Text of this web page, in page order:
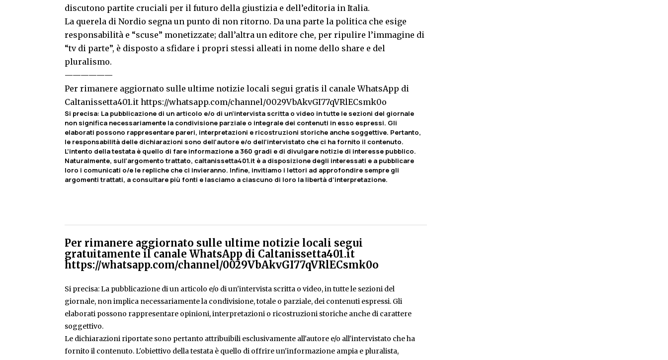
discutono partite cruciali per il futuro della giustizia e dell’editoria in Italia.
La querela di Nordio segna un punto di non ritorno. Da una parte la politica che esige
responsabilità e “scuse” monetizzate; dall’altra un editore che, per ripulire l’immagine di
“tv di parte”, è disposto a sfidare i propri stessi alleati in nome dello share e del
pluralismo.
——————
Per rimanere aggiornato sulle ultime notizie locali segui gratis il canale WhatsApp di
Caltanissetta401.it https://whatsapp.com/channel/0029VbAkvGI77qVRlECsmk0o
Si precisa: La pubblicazione di un articolo e/o di un’intervista scritta o video in tutte le sezioni del giornale
non significa necessariamente la condivisione parziale o integrale dei contenuti in esso espressi. Gli
elaborati possono rappresentare pareri, interpretazioni e ricostruzioni storiche anche soggettive. Pertanto,
le responsabilità delle dichiarazioni sono dell’autore e/o dell’intervistato che ci ha fornito il contenuto.
L’intento della testata è quello di fare informazione a 360 gradi e di divulgare notizie di interesse pubblico.
Naturalmente, sull’argomento trattato, caltanissetta401.it è a disposizione degli interessati e a pubblicare
loro i comunicati o/e le repliche che ci invieranno. Infine, invitiamo i lettori ad approfondire sempre gli
argomenti trattati, a consultare più fonti e lasciamo a ciascuno di loro la libertà d’interpretazione.
Per rimanere aggiornato sulle ultime notizie locali segui
gratuitamente il canale WhatsApp di Caltanissetta401.it
https://whatsapp.com/channel/0029VbAkvGI77qVRlECsmk0o
Si precisa: La pubblicazione di un articolo e/o di un'intervista scritta o video, in tutte le sezioni del
giornale, non implica necessariamente la condivisione, totale o parziale, dei contenuti espressi. Gli
elaborati possono rappresentare opinioni, interpretazioni o ricostruzioni storiche anche di carattere
soggettivo.
Le dichiarazioni riportate sono pertanto attribuibili esclusivamente all'autore e/o all'intervistato che ha
fornito il contenuto. L'obiettivo della testata è quello di offrire un'informazione ampia e pluralista,